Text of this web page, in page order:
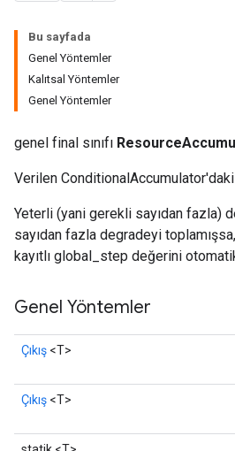
Bu sayfada
Genel Yöntemler
Kalıtsal Yöntemler
Genel Yöntemler
genel final sınıfı
Verilen
Yeterli (yani gerekli sayıdan fazla)
sayıdan fazla degradeyi
kayıtlı global_step değerini
Genel Yöntemler
Çıkış <T>
Çıkış <T>